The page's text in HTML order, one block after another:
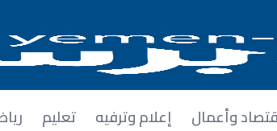
وأعمال إعلام وترفيه تعليم